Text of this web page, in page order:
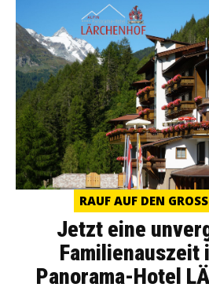
RAUF AUF DEN
Jetzt eine
Familienauszeit
Panorama-Hotel